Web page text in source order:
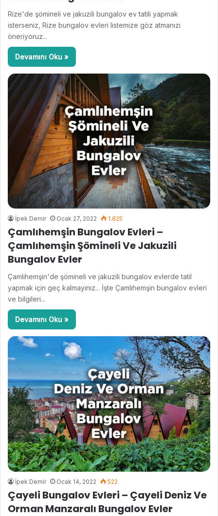
Rize'de şömineli ve jakuzili bungalov ev tatili yapmak
isterseniz, Rize bungalov evleri listemize göz atmanızı
öneriyoruz...
Devamını Oku »
İpek Demir Ocak 27, 2022 1.825
Çamlıhemşin Bungalov Evleri –
Çamlıhemşin Şömineli Ve Jakuzili
Bungalov Evler
Çamlıhemşin'de şömineli ve jakuzili bungalov evlerde tatil
yapmak için geç kalmayınız... İşte Çamlıhemşin bungalov evleri
ve bilgileri...
Devamını Oku »
İpek Demir Ocak 14, 2022 522
Çayeli Bungalov Evleri – Çayeli Deniz Ve
Orman Manzaralı Bungalov Evler